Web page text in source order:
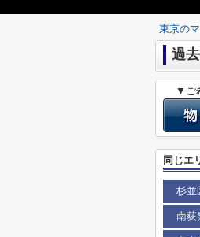
東京の
過
▼ご
同じエ
杉並
南荻